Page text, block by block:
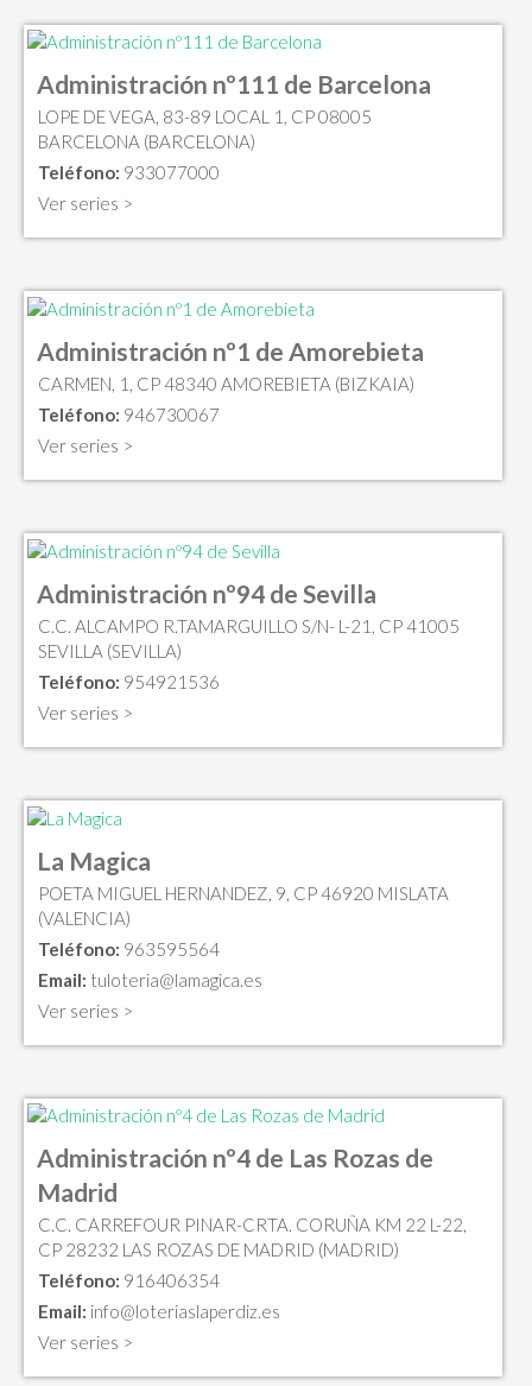
Administración nº111 de Barcelona
LOPE DE VEGA, 83-89 LOCAL 1, CP 08005
BARCELONA (BARCELONA)
Teléfono: 933077000
Ver series >
Administración nº1 de Amorebieta
CARMEN, 1, CP 48340 AMOREBIETA (BIZKAIA)
Teléfono: 946730067
Ver series >
Administración nº94 de Sevilla
C.C. ALCAMPO R.TAMARGUILLO S/N- L-21, CP 41005
SEVILLA (SEVILLA)
Teléfono: 954921536
Ver series >
La Magica
POETA MIGUEL HERNANDEZ, 9, CP 46920 MISLATA
(VALENCIA)
Teléfono: 963595564
Email: tuloteria@lamagica.es
Ver series >
Administración nº4 de Las Rozas de
Madrid
C.C. CARREFOUR PINAR-CRTA. CORUÑA KM 22 L-22,
CP 28232 LAS ROZAS DE MADRID (MADRID)
Teléfono: 916406354
Email: info@loteriaslaperdiz.es
Ver series >